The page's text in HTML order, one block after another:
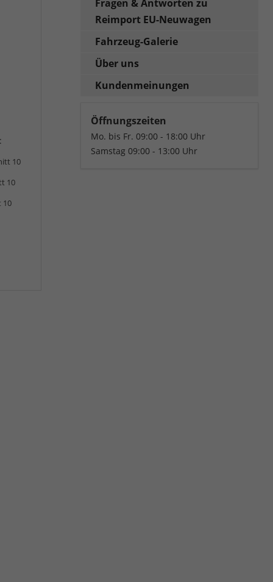
10
10
10
Fragen & Antworten zu
Reimport EU-Neuwagen
Fahrzeug-Galerie
Über uns
Kundenmeinungen
Öffnungszeiten
Mo. bis Fr. 09:00 - 18:00 Uhr
Samstag 09:00 - 13:00 Uhr